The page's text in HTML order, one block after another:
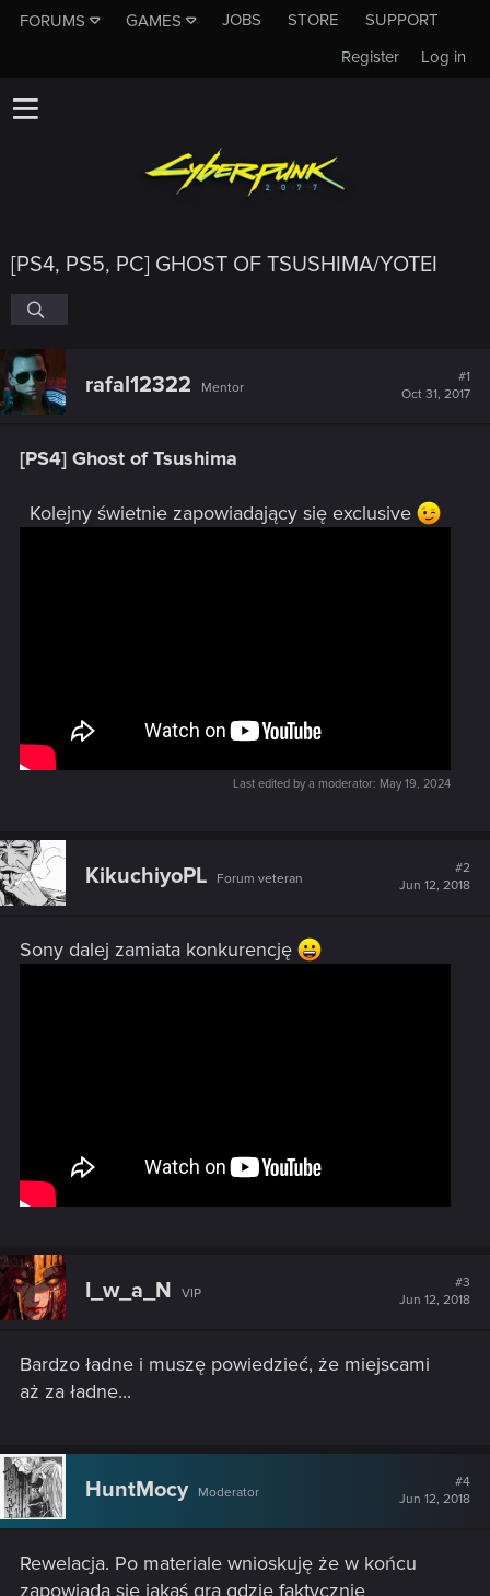
FORUMS GAMES JOBS STORE
SUPPORT
Log in
Register
[PS4, PS5, PC] GHOST OF TSUSHIMA/YOTEI
rafal12322 Mentor
#1
Oct 31, 2017
[PS4] Ghost of Tsushima
Kolejny świetnie zapowiadający się exclusive
Last edited by a moderator: May 19, 2024
KikuchiyoPL Forum veteran
#2
Jun 12, 2018
Sony dalej zamiata konkurencję
I_w_a_N VIP
#3
Jun 12, 2018
Bardzo ładne i muszę powiedzieć, że miejscami
aż za ładne...
HuntMocy Moderator
#4
Jun 12, 2018
Rewelacja. Po materiale wnioskuję że w końcu
zapowiada się jakaś gra gdzie faktycznie